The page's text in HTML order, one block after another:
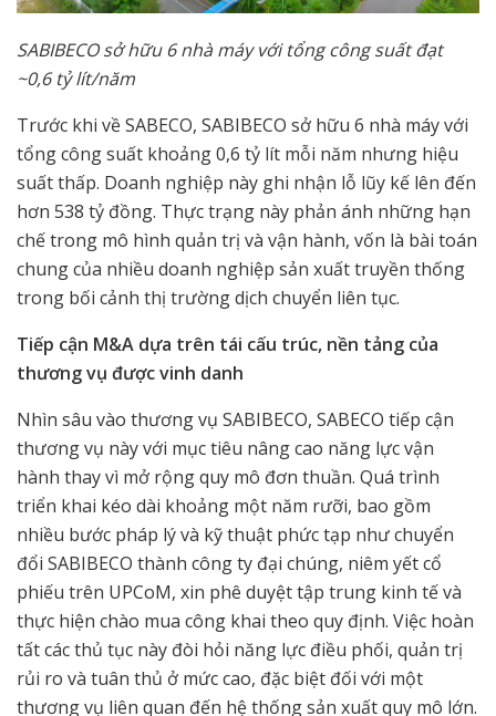
SABIBECO sở hữu 6 nhà máy với tổng công suất đạt
~0,6 tỷ lít/năm
Trước khi về SABECO, SABIBECO sở hữu 6 nhà máy với
tổng công suất khoảng 0,6 tỷ lít mỗi năm nhưng hiệu
suất thấp. Doanh nghiệp này ghi nhận lỗ lũy kế lên đến
hơn 538 tỷ đồng. Thực trạng này phản ánh những hạn
chế trong mô hình quản trị và vận hành, vốn là bài toán
chung của nhiều doanh nghiệp sản xuất truyền thống
trong bối cảnh thị trường dịch chuyển liên tục.
Tiếp cận M&A dựa trên tái cấu trúc, nền tảng của
thương vụ được vinh danh
Nhìn sâu vào thương vụ SABIBECO, SABECO tiếp cận
thương vụ này với mục tiêu nâng cao năng lực vận
hành thay vì mở rộng quy mô đơn thuần. Quá trình
triển khai kéo dài khoảng một năm rưỡi, bao gồm
nhiều bước pháp lý và kỹ thuật phức tạp như chuyển
đổi SABIBECO thành công ty đại chúng, niêm yết cổ
phiếu trên UPCoM, xin phê duyệt tập trung kinh tế và
thực hiện chào mua công khai theo quy định. Việc hoàn
tất các thủ tục này đòi hỏi năng lực điều phối, quản trị
rủi ro và tuân thủ ở mức cao, đặc biệt đối với một
thương vụ liên quan đến hệ thống sản xuất quy mô lớn.